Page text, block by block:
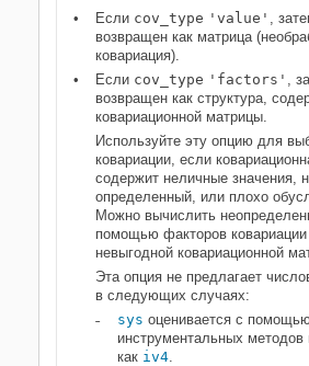
Если cov_type 'value' ,
возвращен как матрица
ковариация).
Если cov_type 'factors' ,
возвращен как структура,
ковариационной матрицы.
Используйте эту опцию для
ковариации, если
содержит неличные значения,
определенный, или плохо
Можно вычислить
помощью факторов
невыгодной ковариационной
Эта опция не предлагает
в следующих случаях:
sys оценивается с
инструментальных методов
как iv4.